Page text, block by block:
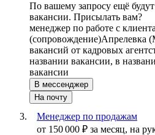
По вашему запросу ещё
вакансии. Присылать вам?
менеджер по работе с
(сопровождение)Апрелевка
вакансий от кадровых
названии вакансии, в
вакансии
В мессенджер
На почту
Менеджер по продажам
от 150 000 ₽ за месяц, на